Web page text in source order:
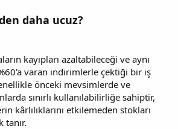
daha ucuz?
kayıpları azaltabileceği ve aynı
varan indirimlerle çektiği bir iş
önceki mevsimlerde ve
sınırlı kullanılabilirliğe sahiptir,
kârlılıklarını etkilemeden stokları
tanır.